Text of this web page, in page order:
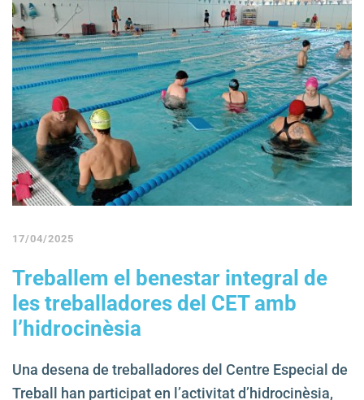
17/04/2025
Treballem el benestar integral de
les treballadores del CET amb
l’hidrocinèsia
Una desena de treballadores del Centre Especial de
Treball han participat en l’activitat d’hidrocinèsia,